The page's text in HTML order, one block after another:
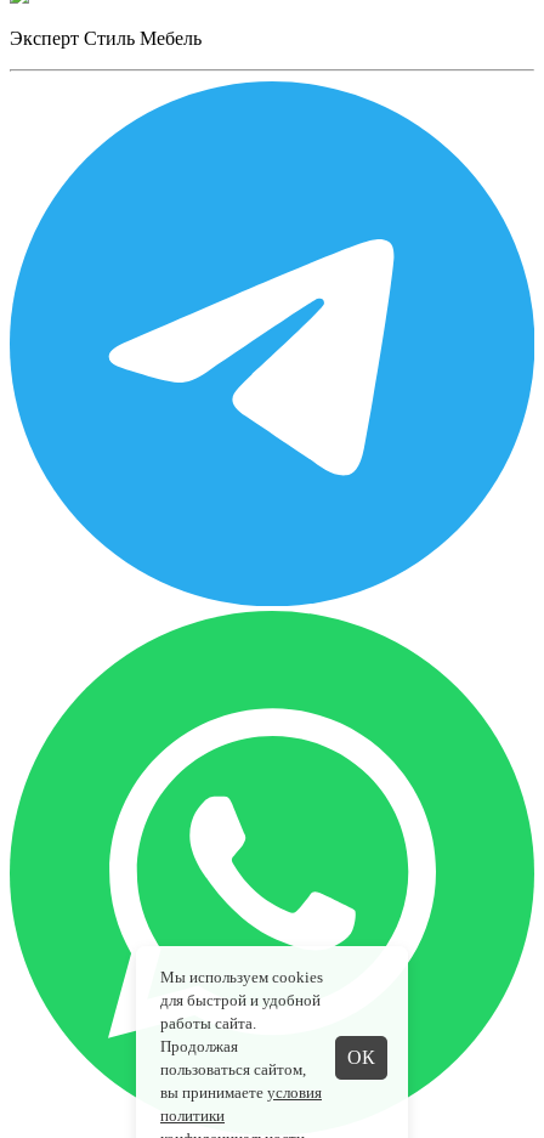
Эксперт Стиль Мебель
Мы используем cookies
для быстрой и удобной
работы сайта.
Продолжая
пользоваться сайтом,
вы принимаете условия
политики
ОК